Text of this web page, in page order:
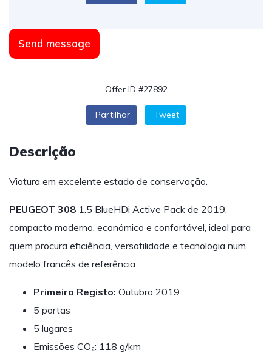
Send message
Offer ID #27892
Partilhar Tweet
Descrição
Viatura em excelente estado de conservação.
PEUGEOT 308 1.5 BlueHDi Active Pack de 2019,
compacto moderno, económico e confortável, ideal para
quem procura eficiência, versatilidade e tecnologia num
modelo francês de referência.
Primeiro Registo: Outubro 2019
5 portas
5 lugares
Emissões CO₂: 118 g/km